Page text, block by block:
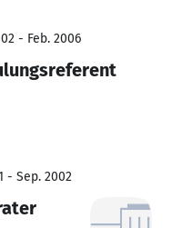
- Feb. 2006
- Sep. 2002